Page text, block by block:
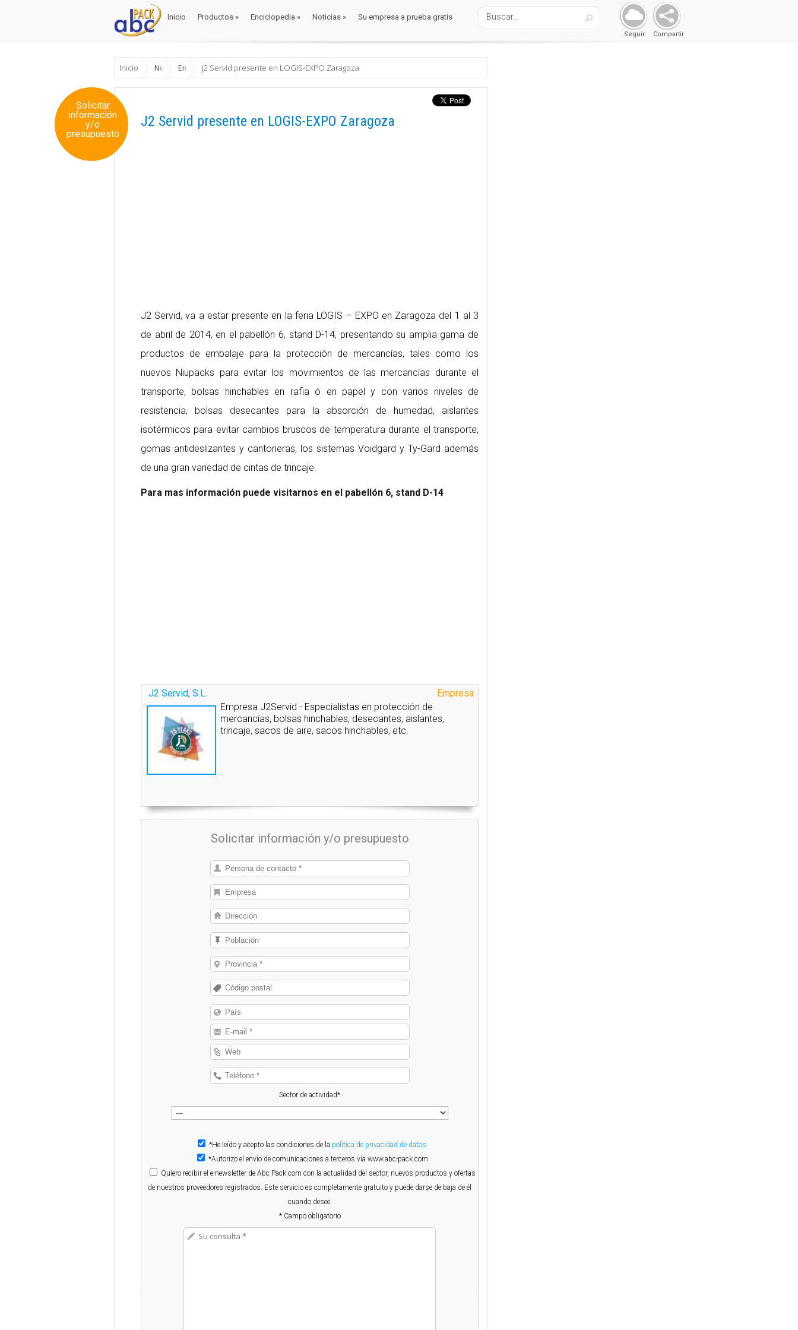
Inicio Productos » Enciclopedia » Noticias » Su empresa a prueba gratis
Compartir
Seguir
Inicio NoticiasEmpresasJ2 Servid presente en LOGIS-EXPO Zaragoza
Solicitar
información
y/o
presupuesto
J2 Servid presente en LOGIS-EXPO Zaragoza
J2 Servid, va a estar presente en la feria LOGIS – EXPO en Zaragoza del 1 al 3
de abril de 2014, en el pabellón 6, stand D-14, presentando su amplia gama de
productos de embalaje para la protección de mercancías, tales como los
nuevos Niupacks para evitar los movimientos de las mercancías durante el
transporte, bolsas hinchables en rafia ó en papel y con varios niveles de
resistencia, bolsas desecantes para la absorción de humedad, aislantes
isotérmicos para evitar cambios bruscos de temperatura durante el transporte,
gomas antideslizantes y cantoneras, los sistemas Voidgard y Ty-Gard además
de una gran variedad de cintas de trincaje.
Para mas información puede visitarnos en el pabellón 6, stand D-14
Empresa
J2 Servid, S.L.
Empresa J2Servid - Especialistas en protección de
mercancías, bolsas hinchables, desecantes, aislantes,
trincaje, sacos de aire, sacos hinchables, etc.
Solicitar información y/o presupuesto
Sector de actividad*
*He leído y acepto las condiciones de la política de privacidad de datos.
*Autorizo el envío de comunicaciones a terceros vía www.abc-pack.com
Quiero recibir el e-newsletter de Abc-Pack.com con la actualidad del sector, nuevos productos y ofertas
de nuestros proveedores registrados. Este servicio es completamente gratuito y puede darse de baja de él
cuando desee.
* Campo obligatorio